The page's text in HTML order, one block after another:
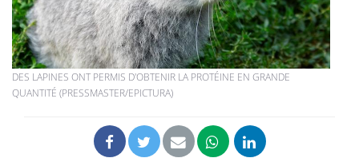
DES LAPINES ONT PERMIS D'OBTENIR LA PROTÉINE EN GRANDE
QUANTITÉ (PRESSMASTER/EPICTURA)